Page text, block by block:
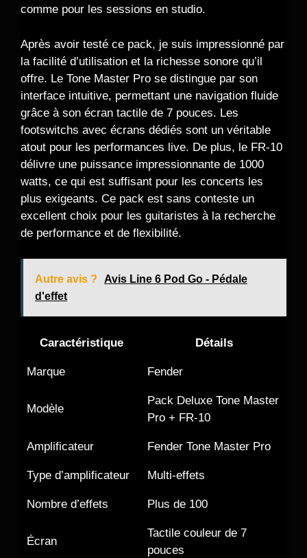
comme pour les sessions en studio.
Après avoir testé ce pack, je suis impressionné par
la facilité d’utilisation et la richesse sonore qu’il
offre. Le Tone Master Pro se distingue par son
interface intuitive, permettant une navigation fluide
grâce à son écran tactile de 7 pouces. Les
footswitchs avec écrans dédiés sont un véritable
atout pour les performances live. De plus, le FR-10
délivre une puissance impressionnante de 1000
watts, ce qui est suffisant pour les concerts les
plus exigeants. Ce pack est sans conteste un
excellent choix pour les guitaristes à la recherche
de performance et de flexibilité.
Autre avis ?
Avis Line 6 Pod Go - Pédale
d'effet
Caractéristique Détails
Marque Fender
Modèle
Pack Deluxe Tone Master
Pro + FR-10
Amplificateur Fender Tone Master Pro
Type d’amplificateur Multi-effets
Nombre d’effets Plus de 100
Écran
Tactile couleur de 7
pouces